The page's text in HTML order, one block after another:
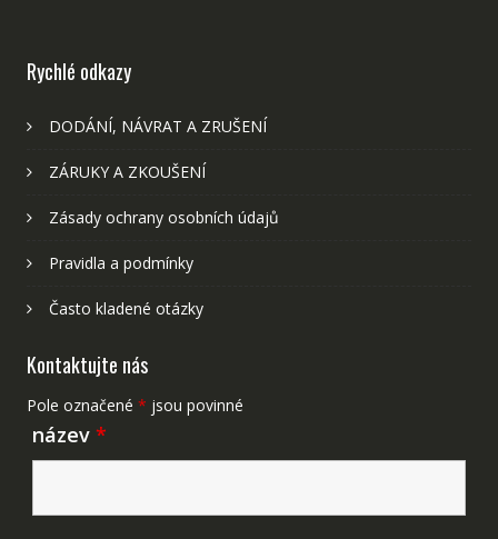
Rychlé odkazy
DODÁNÍ, NÁVRAT A ZRUŠENÍ
ZÁRUKY A ZKOUŠENÍ
Zásady ochrany osobních údajů
Pravidla a podmínky
Často kladené otázky
Kontaktujte nás
Pole označené * jsou povinné
název *